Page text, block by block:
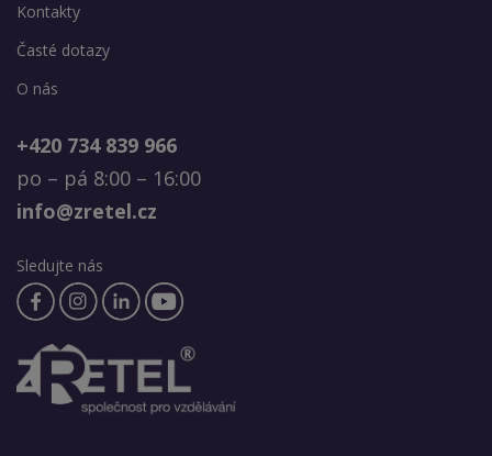
Kontakty
Časté dotazy
O nás
+420 734 839 966
po – pá 8:00 – 16:00
info@zretel.cz
Sledujte nás